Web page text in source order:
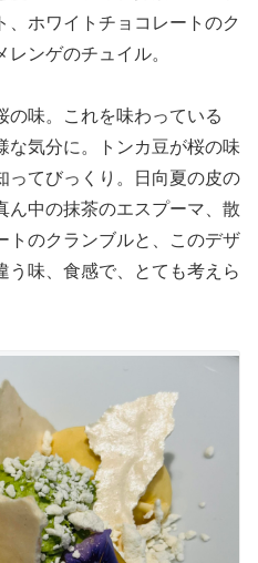
、ホワイトチョコレートのク
ンゲのチュイル。
の味。これを味わっている
な気分に。トンカ豆が桜の味
ってびっくり。日向夏の皮の
ん中の抹茶のエスプーマ、散
トのクランブルと、このデザ
う味、食感で、とても考えら